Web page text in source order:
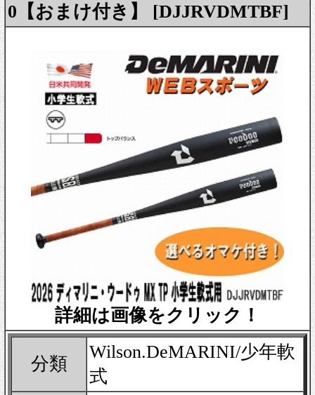
0【おまけ付き】 [DJJRVDMTBF]
詳細は画像をクリック！
分類
Wilson.DeMARINI/少年軟
式